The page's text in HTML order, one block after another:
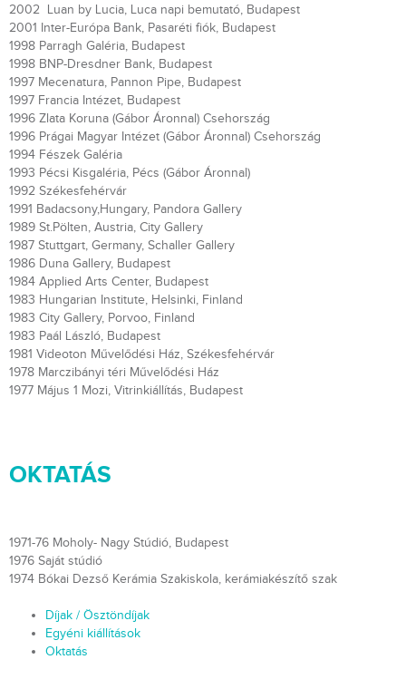
2002 Luan by Lucia, Luca napi bemutató, Budapest
2001 Inter-Európa Bank, Pasaréti fiók, Budapest
1998 Parragh Galéria, Budapest
1998 BNP-Dresdner Bank, Budapest
1997 Mecenatura, Pannon Pipe, Budapest
1997 Francia Intézet, Budapest
1996 Zlata Koruna (Gábor Áronnal) Csehország
1996 Prágai Magyar Intézet (Gábor Áronnal) Csehország
1994 Fészek Galéria
1993 Pécsi Kisgaléria, Pécs (Gábor Áronnal)
1992 Székesfehérvár
1991 Badacsony,Hungary, Pandora Gallery
1989 St.Pölten, Austria, City Gallery
1987 Stuttgart, Germany, Schaller Gallery
1986 Duna Gallery, Budapest
1984 Applied Arts Center, Budapest
1983 Hungarian Institute, Helsinki, Finland
1983 City Gallery, Porvoo, Finland
1983 Paál László, Budapest
1981 Videoton Művelődési Ház, Székesfehérvár
1978 Marczibányi téri Művelődési Ház
1977 Május 1 Mozi, Vitrinkiállítás, Budapest
OKTATÁS
1971-76 Moholy- Nagy Stúdió, Budapest
1976 Saját stúdió
1974 Bókai Dezső Kerámia Szakiskola, kerámiakészítő szak
Díjak / Ösztöndíjak
Egyéni kiállítások
Oktatás